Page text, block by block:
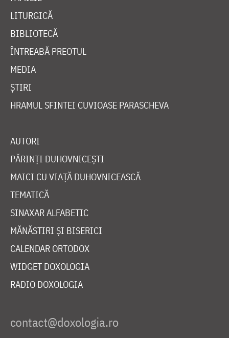
LITURGICĂ
BIBLIOTECĂ
ÎNTREABĂ PREOTUL
MEDIA
ȘTIRI
HRAMUL SFINTEI CUVIOASE PARASCHEVA
AUTORI
PĂRINȚI DUHOVNICEȘTI
MAICI CU VIAȚĂ DUHOVNICEASCĂ
TEMATICĂ
SINAXAR ALFABETIC
MĂNĂSTIRI ȘI BISERICI
CALENDAR ORTODOX
WIDGET DOXOLOGIA
RADIO DOXOLOGIA